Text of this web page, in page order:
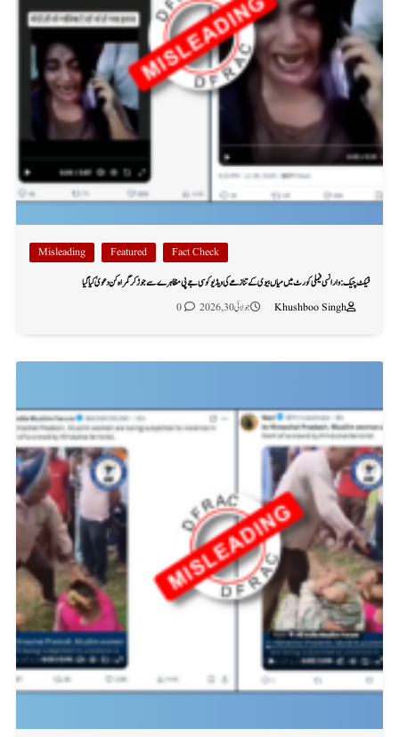
Fact Check
Featured
Misleading
فیکٹ چیک: وارانسی فیملی کورٹ میں میاں بیوی کے تنازعے کی ویڈیو کو سی جے پی مظاہرے سے جوڑ کر گمراہ کن دعویٰ کیا گیا
Khushboo Singh
جولائی 30, 2026 0